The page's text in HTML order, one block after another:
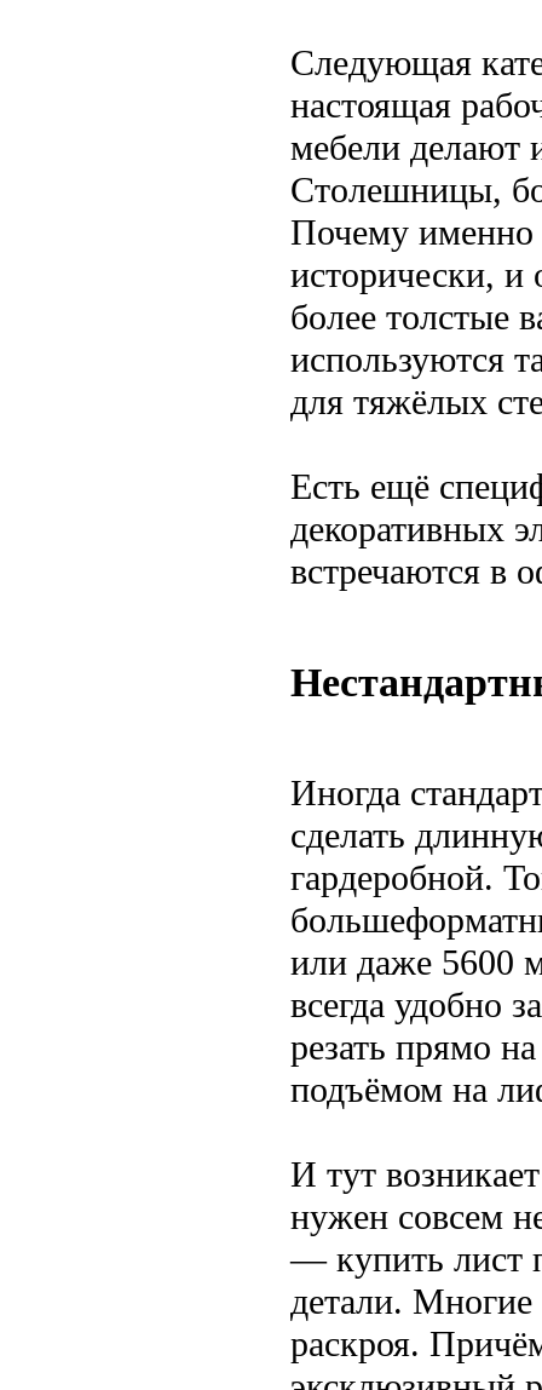
Следующая
настоящая
мебели делают
Столешницы,
Почему именно
исторически, и
более толстые
используются
для тяжёлых
Есть ещё
декоративных
встречаются в
Иногда
сделать
гардеробной.
или даже 5600
всегда удобно
резать прямо
подъёмом на
И тут
нужен совсем
— купить лист
детали. Многие
раскроя.